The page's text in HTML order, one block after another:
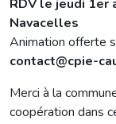
RDV le jeudi 1er
Navacelles
Animation offerte
contact@cpie-
Merci à la
coopération dans